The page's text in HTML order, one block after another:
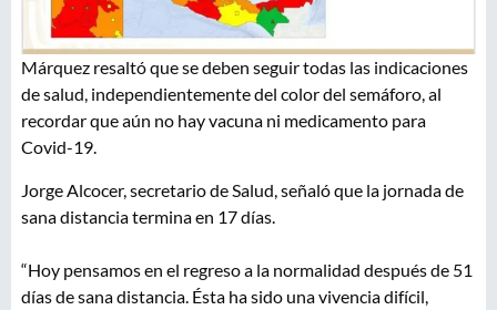
Márquez resaltó que se deben seguir todas las indicaciones
de salud, independientemente del color del semáforo, al
recordar que aún no hay vacuna ni medicamento para
Covid-19.
Jorge Alcocer, secretario de Salud, señaló que la jornada de
sana distancia termina en 17 días.
“Hoy pensamos en el regreso a la normalidad después de 51
días de sana distancia. Ésta ha sido una vivencia difícil,